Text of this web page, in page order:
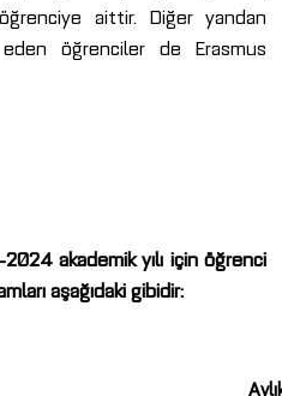
aittir. Diğer yandan
öğrenciler de Erasmus
akademik yılı için öğrenci
aşağıdaki gibidir: